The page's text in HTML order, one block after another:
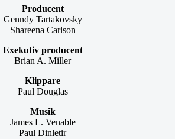
Producent
Genndy Tartakovsky
Shareena Carlson
Exekutiv producent
Brian A. Miller
Klippare
Paul Douglas
Musik
James L. Venable
Paul Dinletir